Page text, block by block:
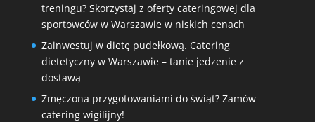
treningu? Skorzystaj z oferty cateringowej dla
sportowców w Warszawie w niskich cenach
Zainwestuj w dietę pudełkową. Catering
dietetyczny w Warszawie – tanie jedzenie z
dostawą
Zmęczona przygotowaniami do świąt? Zamów
catering wigilijny!